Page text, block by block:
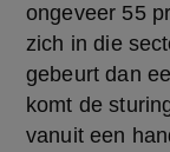
ongeveer 55
zich in die
gebeurt dan
komt de
vanuit een